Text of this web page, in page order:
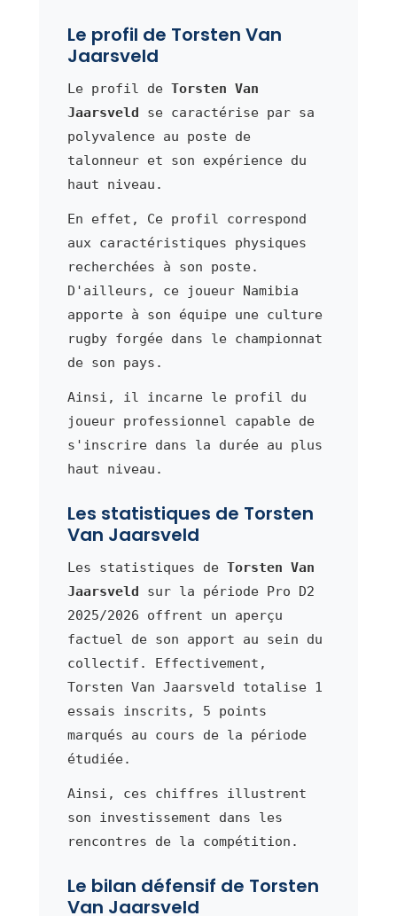
Le profil de Torsten Van
Jaarsveld
Le profil de Torsten Van
Jaarsveld se caractérise par sa
polyvalence au poste de
talonneur et son expérience du
haut niveau.
En effet, Ce profil correspond
aux caractéristiques physiques
recherchées à son poste.
D'ailleurs, ce joueur Namibia
apporte à son équipe une culture
rugby forgée dans le championnat
de son pays.
Ainsi, il incarne le profil du
joueur professionnel capable de
s'inscrire dans la durée au plus
haut niveau.
Les statistiques de Torsten
Van Jaarsveld
Les statistiques de Torsten Van
Jaarsveld sur la période Pro D2
2025/2026 offrent un aperçu
factuel de son apport au sein du
collectif. Effectivement,
Torsten Van Jaarsveld totalise 1
essais inscrits, 5 points
marqués au cours de la période
étudiée.
Ainsi, ces chiffres illustrent
son investissement dans les
rencontres de la compétition.
Le bilan défensif de Torsten
Van Jaarsveld